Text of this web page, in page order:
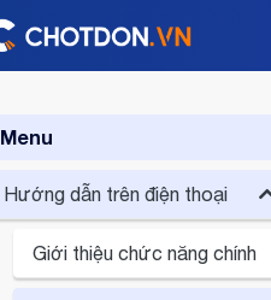
Menu
Hướng dẫn trên điện thoại
Giới thiệu chức năng chính